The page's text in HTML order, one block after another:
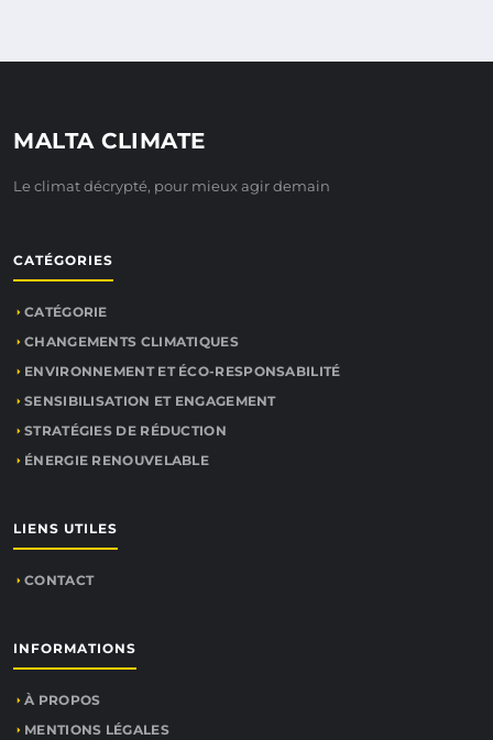
MALTA CLIMATE
Le climat décrypté, pour mieux agir demain
CATÉGORIES
CATÉGORIE
CHANGEMENTS CLIMATIQUES
ENVIRONNEMENT ET ÉCO-RESPONSABILITÉ
SENSIBILISATION ET ENGAGEMENT
STRATÉGIES DE RÉDUCTION
ÉNERGIE RENOUVELABLE
LIENS UTILES
CONTACT
INFORMATIONS
À PROPOS
MENTIONS LÉGALES